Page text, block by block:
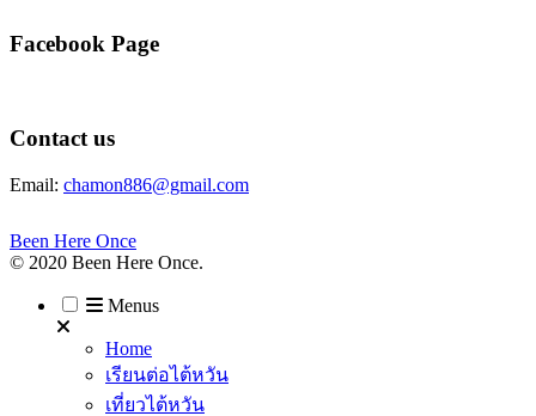
Facebook Page
Contact us
Email: chamon886@gmail.com
Been Here Once
© 2020 Been Here Once.
Menus
Home
เรียนต่อไต้หวัน
เที่ยวไต้หวัน